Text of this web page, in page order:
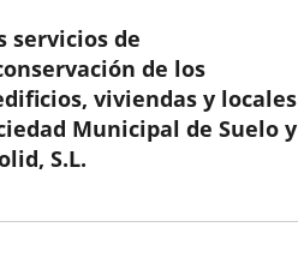
servicios de
de los
viviendas y locales
Municipal de Suelo y
S.L.